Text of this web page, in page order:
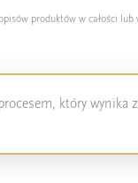
produktów w całości
który wynika